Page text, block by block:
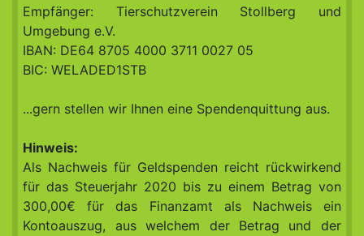
Empfänger: Tierschutzverein Stollberg und
Umgebung e.V.
IBAN: DE64 8705 4000 3711 0027 05
BIC: WELADED1STB
...gern stellen wir Ihnen eine Spendenquittung aus.
Hinweis:
Als Nachweis für Geldspenden reicht rückwirkend
für das Steuerjahr 2020 bis zu einem Betrag von
300,00€ für das Finanzamt als Nachweis ein
Kontoauszug, aus welchem der Betrag und der